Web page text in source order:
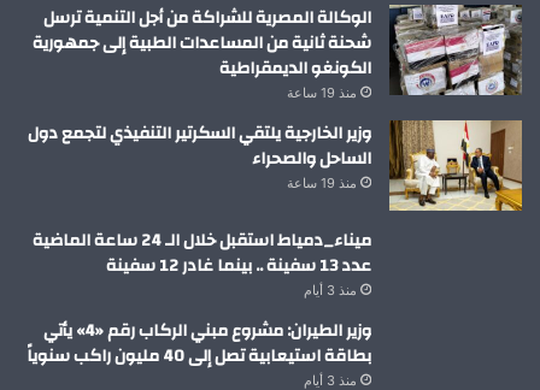
الوكالة المصرية للشراكة من أجل التنمية ترسل
شحنة ثانية من المساعدات الطبية إلى جمهورية
الكونغو الديمقراطية
منذ 19 ساعة
وزير الخارجية يلتقي السكرتير التنفيذي لتجمع دول
الساحل والصحراء
منذ 19 ساعة
ميناء_دمياط استقبل خلال الـ 24 ساعة الماضية
عدد 13 سفينة .. بينما غادر 12 سفينة
منذ 3 أيام
وزير الطيران: مشروع مبني الركاب رقم «4» يأتي
بطاقة استيعابية تصل إلى 40 مليون راكب سنوياً
منذ 3 أيام